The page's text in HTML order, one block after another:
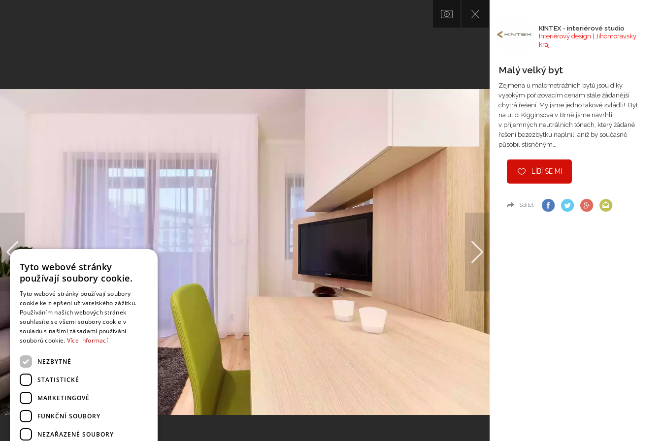
KINTEX - interiérové studio
Interiérový design | Jihomoravský
kraj
Malý velký byt
Zejména u malometrážních bytů jsou díky
vysokým pořizovacím cenám stále žádanější
chytrá řešení. My jsme jedno takové zvládli! Byt
na ulici Kigginsova v Brně jsme navrhli
v příjemných neutrálních tónech, který žádané
řešení bezezbytku naplnil, aniž by současně
působil stísněným…
LÍBÍ SE MI
Sdílet
Tyto webové stránky
používají soubory cookie.
Tyto webové stránky používají soubory
cookie ke zlepšení uživatelského zážitku.
Používáním našich webových stránek
souhlasíte se všemi soubory cookie v
souladu s našimi zásadami používání
souborů cookie. Více informací
NEZBYTNÉ
STATISTICKÉ
MARKETINGOVÉ
FUNKČNÍ SOUBORY
NEZAŘAZENÉ SOUBORY